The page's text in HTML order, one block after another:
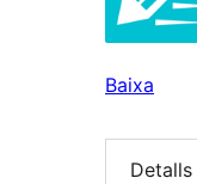
Baixa
Detalls